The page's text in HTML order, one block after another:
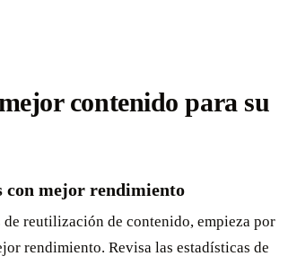
contenido para su
con mejor rendimiento
de reutilización de contenido, empieza por
rendimiento. Revisa las estadísticas de